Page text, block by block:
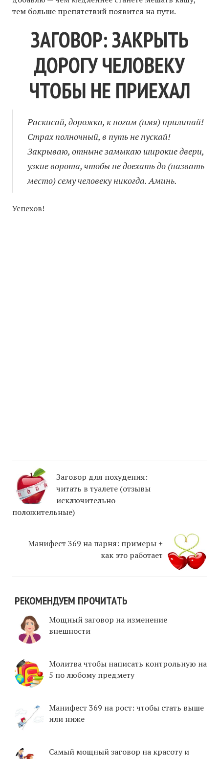
тем больше препятствий появится на пути.
ЗАГОВОР: ЗАКРЫТЬ
ДОРОГУ ЧЕЛОВЕКУ
ЧТОБЫ НЕ ПРИЕХАЛ
Раскисай, дорожка, к ногам (имя) прилипай!
Страх полночный, в путь не пускай!
Закрываю, отныне замыкаю широкие двери,
узкие ворота, чтобы не доехать до (назвать
место) сему человеку никогда. Аминь.
Успехов!
Заговор для похудения:
читать в туалете (отзывы
исключительно
положительные)
Манифест 369 на парня: примеры +
как это работает
РЕКОМЕНДУЕМ ПРОЧИТАТЬ
Мощный заговор на изменение
внешности
Молитва чтобы написать контрольную на
5 по любому предмету
Манифест 369 на рост: чтобы стать выше
или ниже
Самый мощный заговор на красоту и